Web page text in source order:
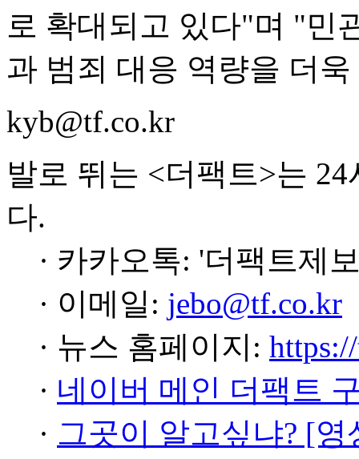
로 확대되고 있다"며 "민
과 범죄 대응 역량을 더
kyb@tf.co.kr
발로 뛰는 <더팩트>는
다.
· 카카오톡: '더팩트제
· 이메일: jebo@tf.co.kr
· 뉴스 홈페이지:
· 네이버 메인 더팩트
· 그곳이 알고싶냐? [